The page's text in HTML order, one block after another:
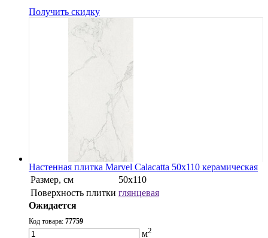
Получить скидку
Настенная плитка Marvel Calacatta 50x110 керамическая
Размер, см
50x110
Поверхность плитки глянцевая
Ожидается
Код товара: 77759
м2